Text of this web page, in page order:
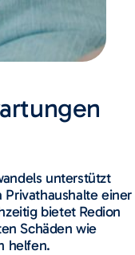
unterstützt
Privathaushalte einer
bietet Redion
Schäden wie
helfen.